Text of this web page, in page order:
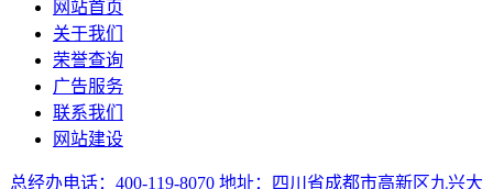
网站首页
关于我们
荣誉查询
广告服务
联系我们
网站建设
总经办电话：400-119-8070 地址：四川省成都市高新区九兴大